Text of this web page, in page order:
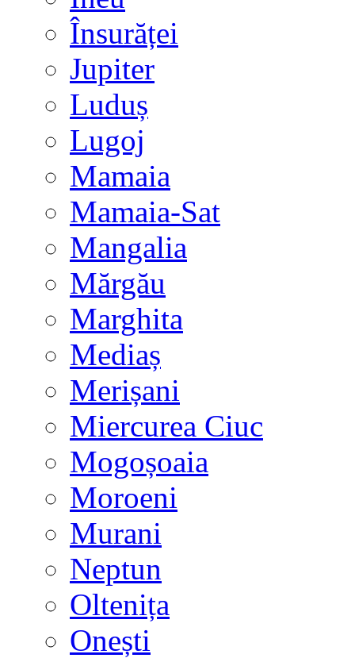
Însurăței
Jupiter
Luduș
Lugoj
Mamaia
Mamaia-Sat
Mangalia
Mărgău
Marghita
Mediaș
Merișani
Miercurea Ciuc
Mogoșoaia
Moroeni
Murani
Neptun
Oltenița
Onești